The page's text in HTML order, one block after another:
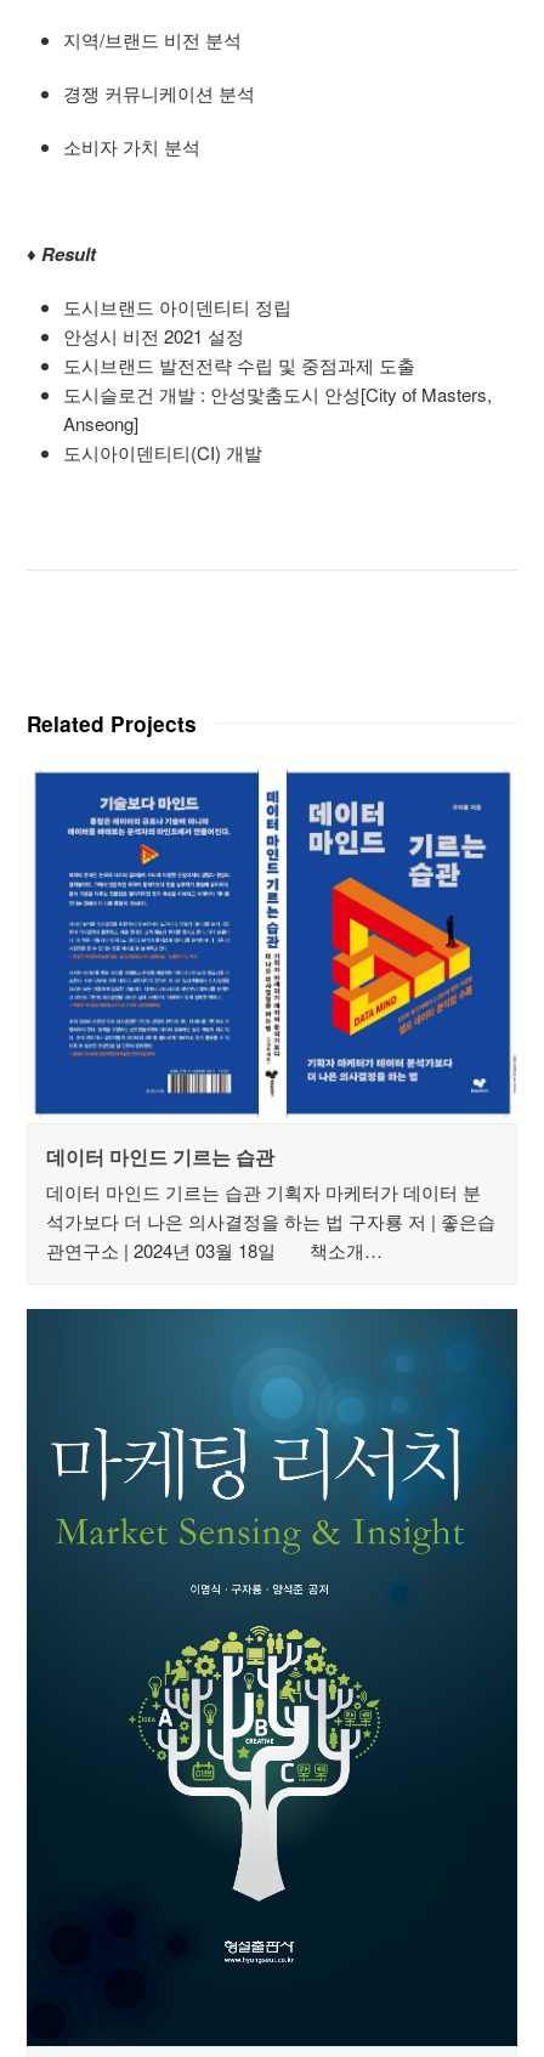
지역/브랜드 비전 분석
경쟁 커뮤니케이션 분석
소비자 가치 분석
♦ Result
도시브랜드 아이덴티티 정립
안성시 비전 2021 설정
도시브랜드 발전전략 수립 및 중점과제 도출
도시슬로건 개발 : 안성맟춤도시 안성[City of Masters,
Anseong]
도시아이덴티티(CI) 개발
Related Projects
데이터 마인드 기르는 습관
데이터 마인드 기르는 습관 기획자 마케터가 데이터 분
석가보다 더 나은 의사결정을 하는 법 구자룡 저 | 좋은습
관연구소 | 2024년 03월 18일 책소개…